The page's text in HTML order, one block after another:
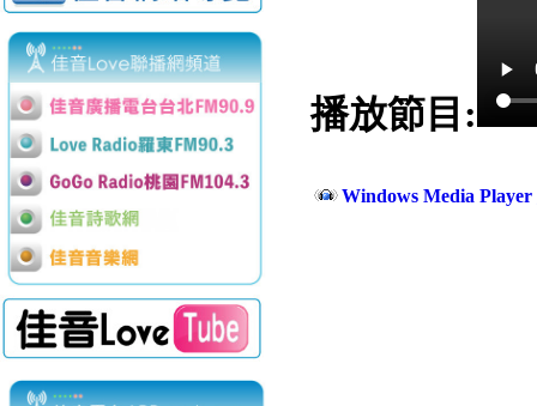
播放節目:
Windows Media